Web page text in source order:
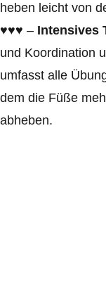
heben leicht von
♥︎♥︎♥︎ – Intensives
und Koordination
umfasst alle
dem die Füße
abheben.